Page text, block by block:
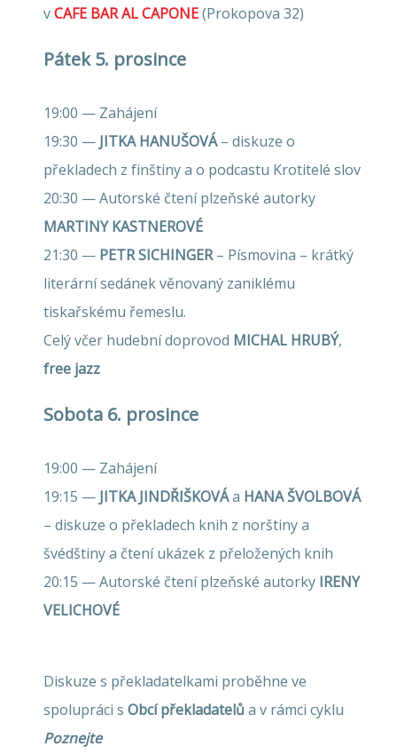
vCAFE BAR AL CAPONE(Prokopova 32)
Pátek 5. prosince
19:00 — Zahájení
19:30 — JITKA HANUŠOVÁ– diskuze o
překladech z finštiny a o podcastu Krotitelé slov
20:30 — Autorské čtení plzeňské autorky
MARTINY KASTNEROVÉ
21:30 — PETR SICHINGER– Písmovina – krátký
literární sedánek věnovaný zaniklému
tiskařskému řemeslu.
Celý včer hudební doprovod MICHAL HRUBÝ,
free jazz
Sobota 6. prosince
19:00 — Zahájení
19:15 — JITKA JINDŘIŠKOVÁa HANA ŠVOLBOVÁ
– diskuze o překladech knih z norštiny a
švédštiny a čtení ukázek z přeložených knih
20:15 — Autorské čtení plzeňské autorky IRENY
VELICHOVÉ
Diskuze s překladatelkami proběhne ve
spolupráci s Obcí překladatelů a v rámci cyklu
Poznejte